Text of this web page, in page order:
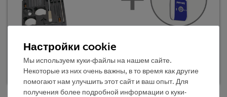
TESS advanced Химия "Общая химия",
базовый набор
Кат.номер 25300-88D | Тип: Set
Настройки cookie
Мы используем куки-файлы на нашем сайте.
Некоторые из них очень важны, в то время как другие
помогают нам улучшить этот сайт и ваш опыт. Для
получения более подробной информации о куки-